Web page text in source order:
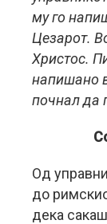
му го
Цезарот.
Христос.
напишано
почнал да
Од
до
дека